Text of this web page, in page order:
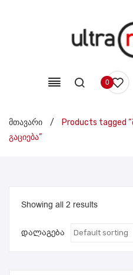
0
No products in
მთავარი /
Products tagged
გაციება”
Showing all 2 results
დალაგება